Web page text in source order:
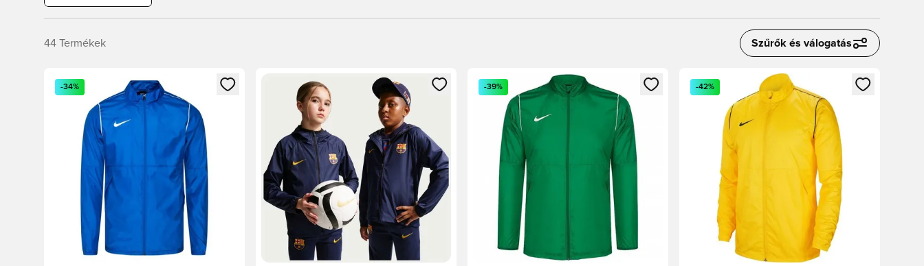
44 Termékek Szűrők és válogatás
Megnyit egy modált a bejelentkezéshez vagy a tagként való regisztrációhoz
-34%
Megnyit egy modált a bejelentkezéshez vagy a tagként való regisztrációhozMegnyit egy modált a bejelentkezéshez vagy a tagként való regisztrációhoz
-39%
Megnyit egy modált a bejelentkezéshez vagy a
-42%